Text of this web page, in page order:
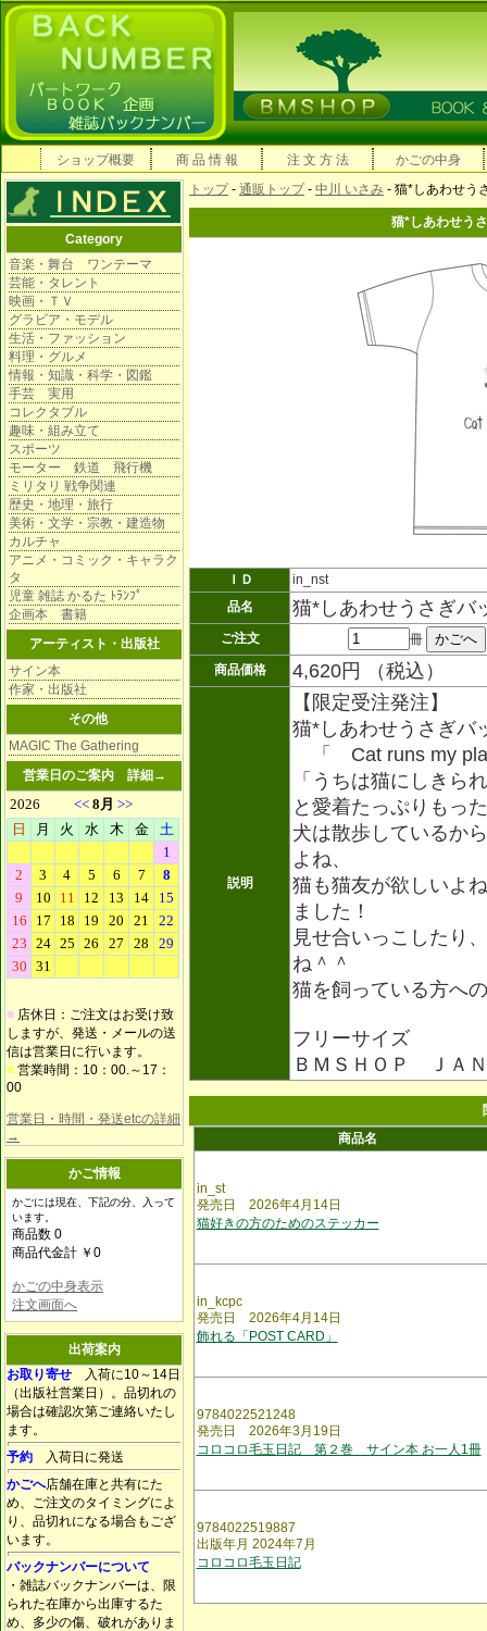
ショップ概要 商 品 情 報 注 文 方 法 かごの中身
Category
音楽・舞台 ワンテーマ
芸能・タレント
映画・ＴＶ
グラビア・モデル
生活・ファッション
料理・グルメ
情報・知識・科学・図鑑
手芸 実用
コレクタブル
趣味・組み立て
スポーツ
モーター 鉄道 飛行機
ミリタリ 戦争関連
歴史・地理・旅行
美術・文学・宗教・建造物
カルチャ
アニメ・コミック・キャラク
タ
児童 雑誌 かるた ﾄﾗﾝﾌﾟ
企画本 書籍
アーティスト・出版社
サイン本
作家・出版社
その他
MAGIC The Gathering
営業日のご案内 詳細→
■ 店休日：ご注文はお受け致
しますが、発送・メールの送
信は営業日に行います。
■ 営業時間：10：00.～17：
00
営業日・時間・発送etcの詳細
→
かご情報
かごには現在、下記の分、入って
います。
商品数 0
商品代金計 ￥0
かごの中身表示
注文画面へ
出荷案内
お取り寄せ 入荷に10～14日
（出版社営業日）。品切れの
場合は確認次第ご連絡いたし
ます。
予約 入荷日に発送
かごへ店舗在庫と共有にた
め、ご注文のタイミングによ
り、品切れになる場合もござ
います。
バックナンバーについて
・雑誌バックナンバーは、限
られた在庫から出庫するた
め、多少の傷、破れがありま
トップ- 通販トップ- 中川 いさみ - 猫*しあわせう
猫*しあわせう
ＩＤ
in_nst
品名
猫*しあわせうさぎバ
ご注文
冊
商品価格
4,620円 （税込）
説明
【限定受注発注】
猫*しあわせうさぎ
「 Cat runs my
「うちは猫にしきら
と愛着たっぷりもっ
犬は散歩しているか
よね、
猫も猫友が欲しいよ
ました！
見せ合いっこしたり
ね＾＾
猫を飼っている方へ
フリーサイズ
ＢＭＳＨＯＰ ＪＡ
商品名
in_st
発売日 2026年4月14日
猫好きの方のためのステッカー
in_kcpc
発売日 2026年4月14日
飾れる「POST CARD」
9784022521248
発売日 2026年3月19日
コロコロ毛玉日記 第２巻 サイン本 お一人1冊
9784022519887
出版年月 2024年7月
コロコロ毛玉日記